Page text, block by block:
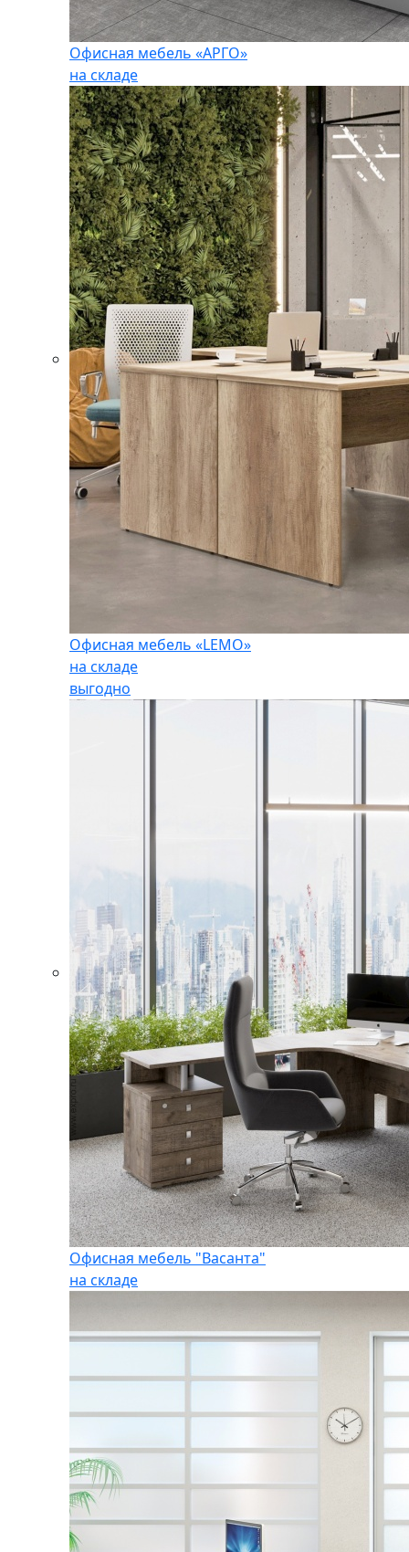
Офисная мебель «АРГО»
на складе
Офисная мебель «LEMO»
на складе
выгодно
Офисная мебель "Васанта"
на складе